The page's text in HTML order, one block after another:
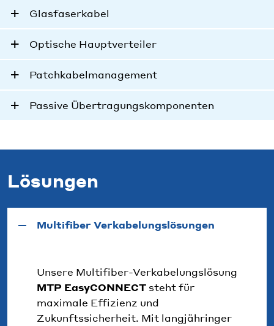
Glasfaserkabel
Optische Hauptverteiler
Patchkabelmanagement
Passive Übertragungskomponenten
Lösungen
Multifiber Verkabelungslösungen
Unsere Multifiber-Verkabelungslösung
MTP EasyCONNECT steht für
maximale Effizienz und
Zukunftssicherheit. Mit langjähringer